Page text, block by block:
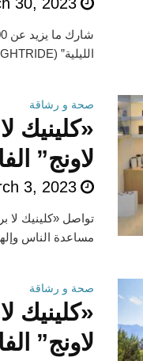
الليلية” (CITROËN NIGHTRIDE) لدعم دبي العطاء، جزء من...
صحة و رشاقة
«كلينيك
لاونج”
3, 2023
تواصل «كلينيك لا
مساعدة الناس
صحة و رشاقة
«كلينيك
لاونج”